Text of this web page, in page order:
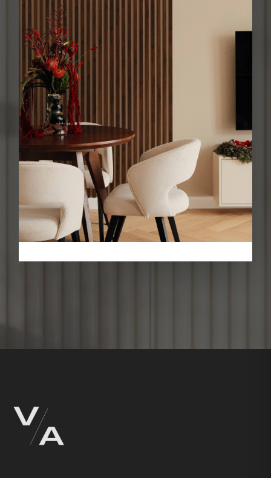
Давайте обсудим
ваш проект
Оставьте заявку, и наши специалисты свяжутся с вами в самое
ближайшее время. Дадут бесплатную консультацию по всем
вопросам и рассчитают стоимость ремонта
Ваше имя
Оставить заявку →